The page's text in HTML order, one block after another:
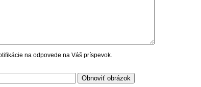
na odpovede na Váš príspevok.